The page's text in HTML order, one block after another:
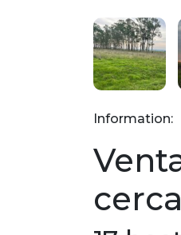
Information: